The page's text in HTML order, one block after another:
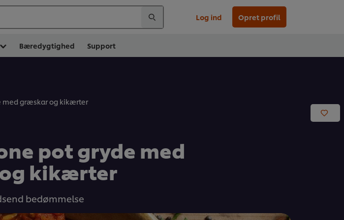
Log ind Opret profil
Bæredygtighed Support
med græskar og kikærter
pot gryde med
kikærter
Ingen
bedømmelser
bedømmelse